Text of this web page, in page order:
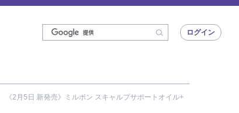
ログイン
《2月5日 新発売》ミルボン スキャルプサポートオイル+